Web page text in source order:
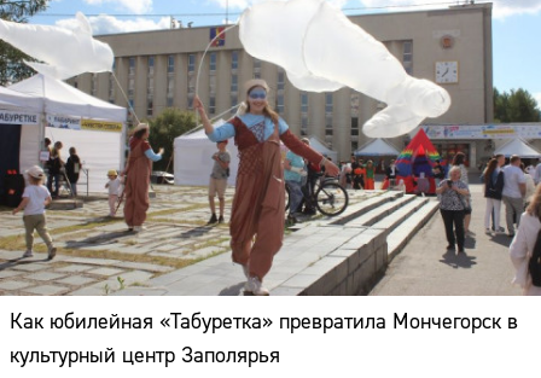
Как юбилейная «Табуретка» превратила Мончегорск в
культурный центр Заполярья